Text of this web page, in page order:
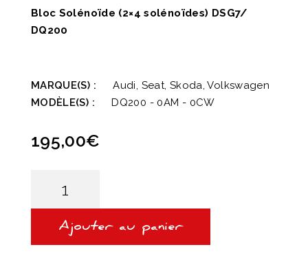
Bloc Solénoïde (2×4 solénoïdes) DSG7/
DQ200
MARQUE(S) :
Audi, Seat, Skoda, Volkswagen
MODÈLE(S) :
DQ200 - 0AM - 0CW
195,00€
Solénoïde
solénoïdes)
Ajouter au panier